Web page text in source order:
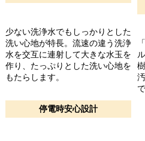
少ない洗浄水でもしっかりとした
洗い心地が特長。流速の違う洗浄
水を交互に連射して大きな水玉を
作り、たっぷりとした洗い心地を
もたらします。
停電時安心設計